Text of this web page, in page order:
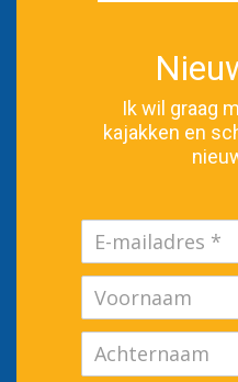
Ik wil graag
kajakken en